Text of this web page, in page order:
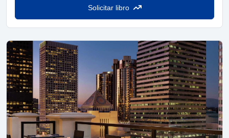
Solicitar libro